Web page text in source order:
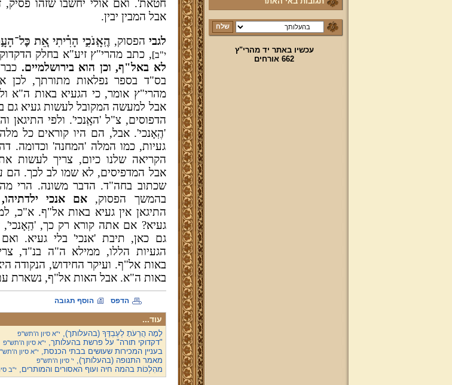
עכשיו באתר יד מהרי"ץ
662 אורחים
חטאת'. ואם אולי יחשבו שזהו פסיק,
אבל המבין יבין.
לגבי הפסוק, הֶֽאָֽנֹכִ֣י הָרִ֗יתִי אֵ֚ת
י"ב], כתב מהרי"ץ זיע"א בחלק
לא באל"ף, וכן הוא בירושלמיים.
בס"ד בספר נפלאות מתורתך, לכן
מהרי"ץ אומר, כי הגעיא באות ה"א
אבל למעשה המקובל לעשות געיא גם
הדפוסים, צ"ל 'האָֽנכי'. ולפי התיגאן
'הֶֽאָנכי'. אבל, הם היו קוראים כל
געיות, כמו המלה 'המחנה' וכדומה.
הקריאה שלנו כיום, צריך לעשות
אבל המדפיסים, לא שמו לב לכך. הם
שכתוב בחה"ד. הדבר משונה. הרי
בהמשך הפסוק, אם אנכי
התיגאן אין געיא באות אל"ף. א"כ,
געיא? אם אתה קורא רק כך,
גם כאן, תיבת 'אנכי' בלי געיא.
הגעיות הללו, ממילא ה"ה בנ"ד,
באות אל"ף. ועיקר החידוש, הנקודה
באות ה"א. אבל האות אל"ף, נשארת עם
הדפס הוסף תגובה
עוד...
לָמָה הֲרֵעֹתָ לְעַבְדֶּךָ (בהעלותך), י"א סיון ה'תש"פ
"דקדוקי תורה" על פרשת בהעלותך, י"א סיון ה'תש"פ
בעניין המכירות שעושים בבתי הכנסת, י"א סיון
מאמר התנופה (בהעלותך), י' סיון ה'תש"פ
מהִלְכּוֹת בהמה חיה ועוף האסורים והמותרים, י"ב